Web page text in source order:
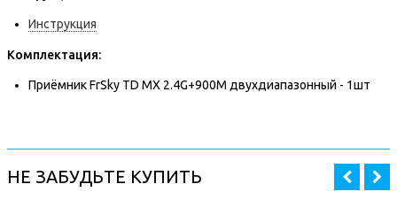
Инструкция
Комплектация:
Приёмник FrSky TD MX 2.4G+900M двухдиапазонный - 1шт
НЕ ЗАБУДЬТЕ КУПИТЬ